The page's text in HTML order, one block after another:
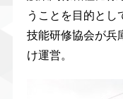
うことを目的とし
技能研修協会が兵
け運営。